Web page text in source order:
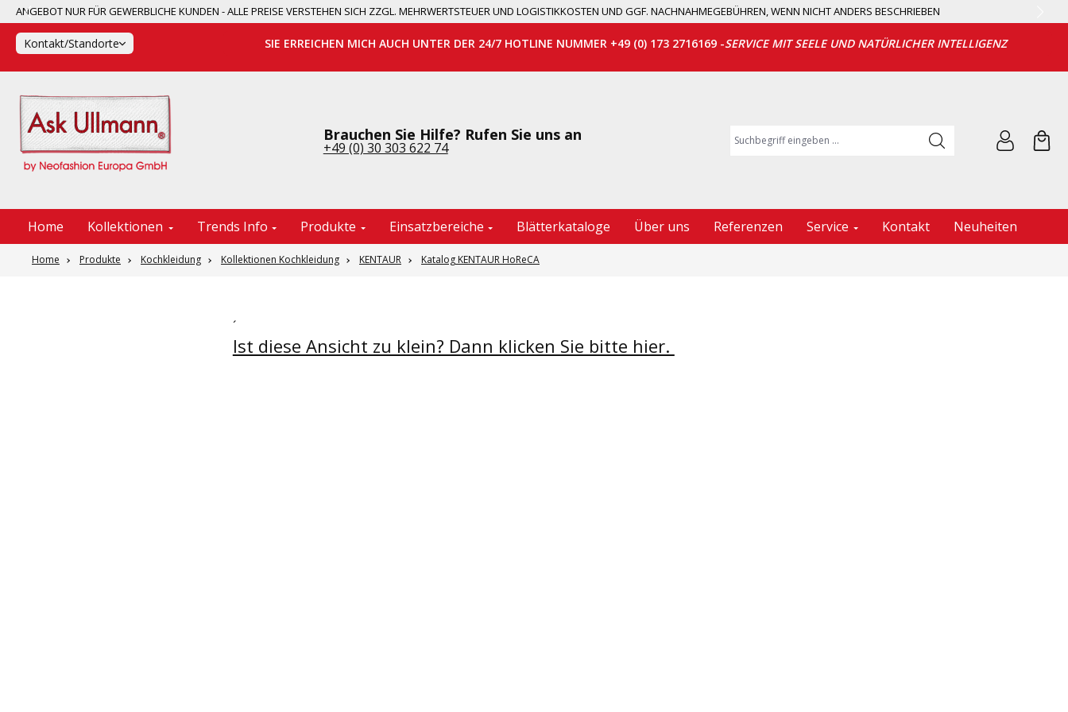
Zur Hauptnavigation springen
ANGEBOT NUR FÜR GEWERBLICHE KUNDEN - ALLE PREISE VERSTEHEN SICH ZZGL. MEHRWERTSTEUER UND LOGISTIKKOSTEN UND GGF. NACHNAHMEGEBÜHREN, WENN NICHT ANDERS BESCHRIEBEN
Kontakt/Standorte SIE ERREICHEN MICH AUCH UNTER DER 24/7 HOTLINE NUMMER +49 (0) 173 2716169 -SERVICE MIT SEELE UND NATÜRLICHER INTELLIGENZ
Brauchen Sie Hilfe? Rufen Sie uns an
+49 (0) 30 303 622 74
Suchbegriff eingeben ...
Home Kollektionen Trends Info Produkte Einsatzbereiche Blätterkataloge Über uns Referenzen Service Kontakt Neuheiten
Home Produkte Kochkleidung Kollektionen Kochkleidung KENTAUR Katalog KENTAUR HoReCA
´
Ist diese Ansicht zu klein? Dann klicken Sie bitte hier.